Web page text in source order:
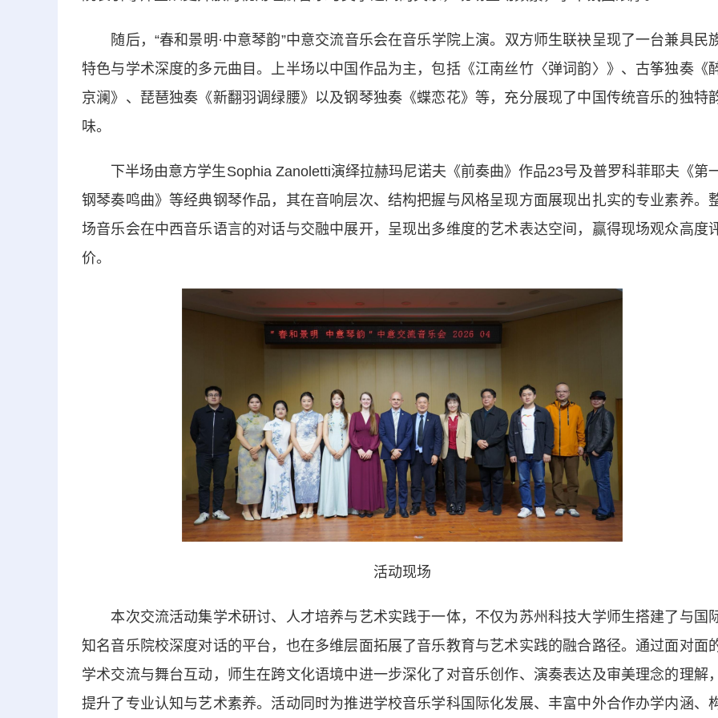
随后，“春和景明·中意琴韵”中意交流音乐会在音乐学院上演。双方师生联袂呈现了一台兼具民
特色与学术深度的多元曲目。上半场以中国作品为主，包括《江南丝竹〈弹词韵〉》、古筝独奏《
京澜》、琵琶独奏《新翻羽调绿腰》以及钢琴独奏《蝶恋花》等，充分展现了中国传统音乐的独特
味。
下半场由意方学生Sophia Zanoletti演绎拉赫玛尼诺夫《前奏曲》作品23号及普罗科菲耶夫《第
钢琴奏鸣曲》等经典钢琴作品，其在音响层次、结构把握与风格呈现方面展现出扎实的专业素养。
场音乐会在中西音乐语言的对话与交融中展开，呈现出多维度的艺术表达空间，赢得现场观众高度
价。
活动现场
本次交流活动集学术研讨、人才培养与艺术实践于一体，不仅为苏州科技大学师生搭建了与国
知名音乐院校深度对话的平台，也在多维层面拓展了音乐教育与艺术实践的融合路径。通过面对面
学术交流与舞台互动，师生在跨文化语境中进一步深化了对音乐创作、演奏表达及审美理念的理解，
提升了专业认知与艺术素养。活动同时为推进学校音乐学科国际化发展、丰富中外合作办学内涵、